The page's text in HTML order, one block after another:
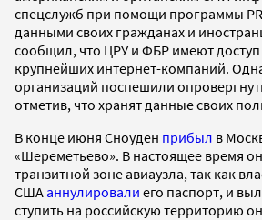
спецслужб при помощи программы
данными своих гражданах и
сообщил, что ЦРУ и ФБР имеют доступ
крупнейших интернет-компаний.
организаций поспешили
отметив, что хранят данные своих
В конце июня Сноуден прибыл в
«Шереметьево». В настоящее время
транзитной зоне авиаузла, так как
СШАаннулировали его паспорт, и
ступить на российскую территорию